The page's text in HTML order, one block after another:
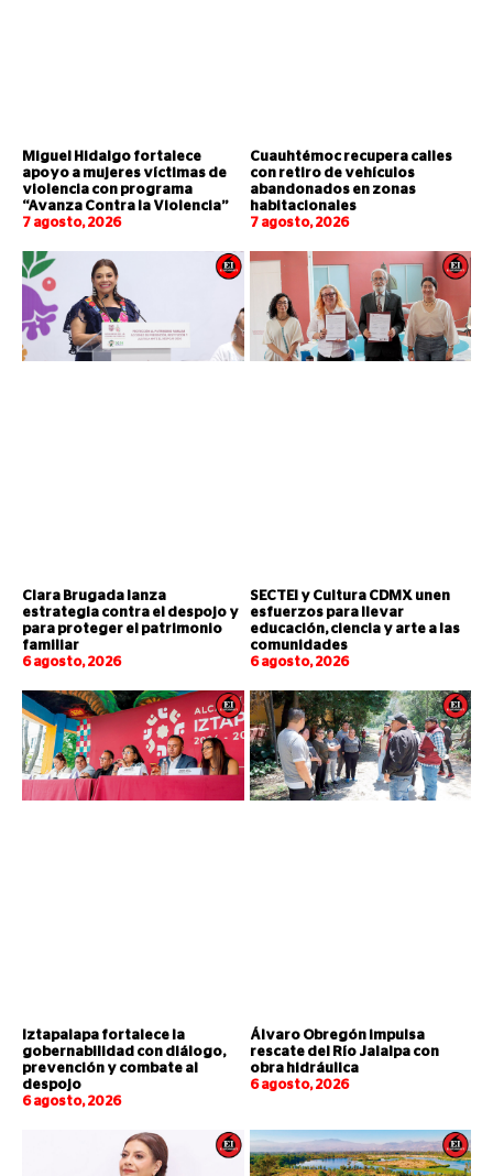
Miguel Hidalgo fortalece
apoyo a mujeres víctimas de
violencia con programa
“Avanza Contra la Violencia”
7 agosto, 2026
Cuauhtémoc recupera calles
con retiro de vehículos
abandonados en zonas
habitacionales
7 agosto, 2026
Clara Brugada lanza
estrategia contra el despojo y
para proteger el patrimonio
familiar
6 agosto, 2026
SECTEI y Cultura CDMX unen
esfuerzos para llevar
educación, ciencia y arte a las
comunidades
6 agosto, 2026
Iztapalapa fortalece la
gobernabilidad con diálogo,
prevención y combate al
despojo
6 agosto, 2026
Álvaro Obregón impulsa
rescate del Río Jalalpa con
obra hidráulica
6 agosto, 2026